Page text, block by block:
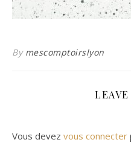
By mescomptoirslyon
LEAVE
Vous devez vous connecter